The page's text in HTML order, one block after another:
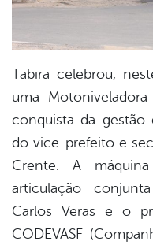
Tabira celebrou,
uma
conquista da gestão
do vice-prefeito e
Crente. A
articulação
Carlos Veras e o
CODEVASF